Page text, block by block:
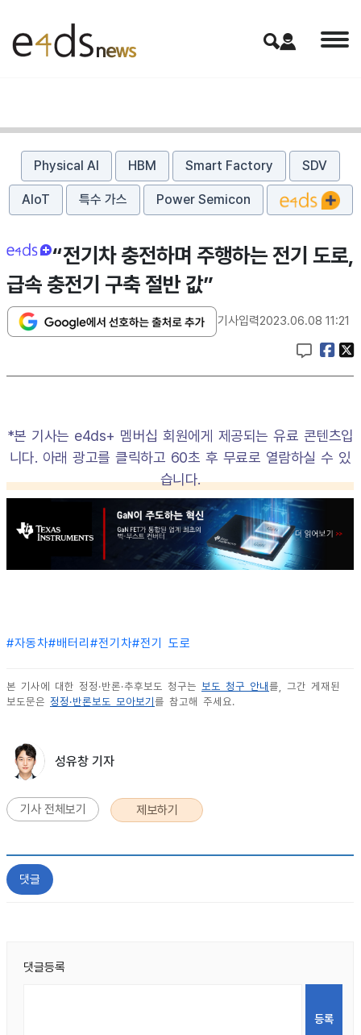
Physical AI HBM Smart Factory SDV
AIoT 특수 가스 Power Semicon
“전기차 충전하며 주행하는 전기 도로,
급속 충전기 구축 절반 값”
기사입력2023.06.08 11:21
*본 기사는 e4ds+ 멤버십 회원에게 제공되는 유료 콘텐츠입
니다. 아래 광고를 클릭하고 60초 후 무료로 열람하실 수 있
습니다.
#자동차#배터리 #전기차#전기 도로
본 기사에 대한 정정·반론·추후보도 청구는 보도 청구 안내 를, 그간 게재된
보도문은 정정·반론보도 모아보기 를 참고해 주세요.
성유창 기자
기사 전체보기 제보하기
댓글
댓글등록